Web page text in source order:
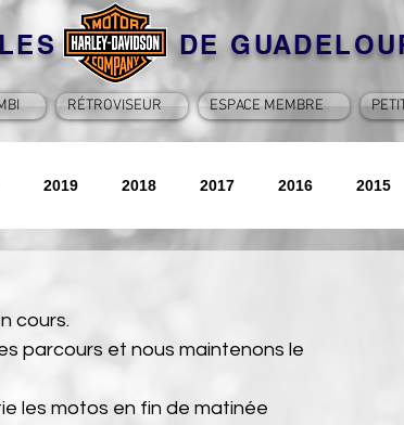
DE
RÉTROVISEUR ESPACE MEMBRE
2019 2018 2017 2016 2015
cours.
parcours et nous maintenons le
les motos en fin de matinée